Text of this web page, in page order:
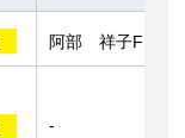
阿部 祥子F
-